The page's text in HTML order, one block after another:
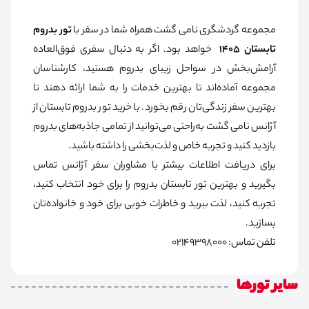
مجموعه گردشگری نامی گشت همراه شما در سفر باتور بدروم
تابستان 1405
خواهد بود. اگر به دنبال سفری فوق‌العاده
آرامش‌بخش در سواحل زیبای بدروم هستید، کارشناسان
مجموعه آماده‌اند تا بهترین خدمات را به شما ارائه دهند تا
بهترین سفر زندگی‌تان رقم بخورد. با خرید تور بدروم تابستان از
آژانس نامی گشت به‌راحتی می‌توانید از تمامی جاذبه‌های بدروم
بازدید کنید و تجربه خاص و لذت‌بخشی را داشته باشید.
برای دریافت اطلاعات بیشتر با مشاوران سفر آژانس تماس
بگیرید و بهترین تور تابستان بدروم را برای خود انتخاب کنید،
تجربه کنید، لذت ببرید و خاطرات خوبی برای خود و خانواده‌تان
بسازید.
تلفن تماس: ۰۲۱۴۹۳۹۸۰۰۰
سایر تورها